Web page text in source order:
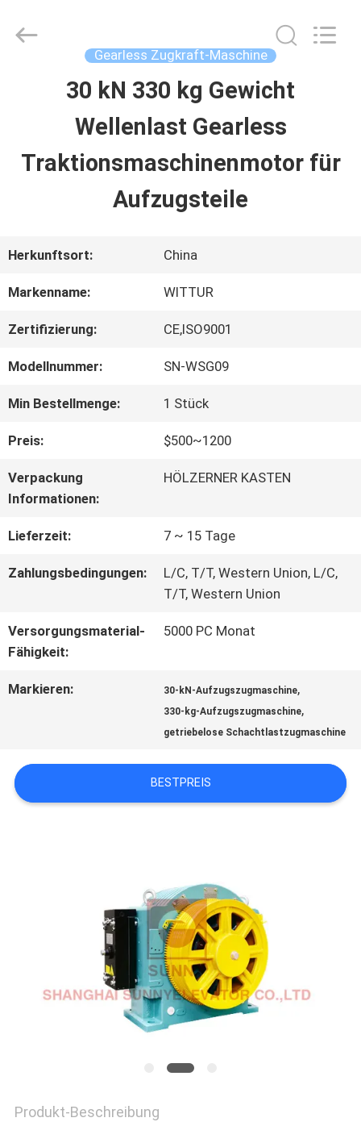
PRODUKTE
FABRIK-
AUSFLUG
QUALITÄTSKONTROLLE
TRETEN
SIE
UNS
NACHRICHTEN
POLICY
SUNNY
Gearless Zugkraft-Maschine
30 kN 330 kg Gewicht
Wellenlast Gearless
Traktionsmaschinenmotor für
Aufzugsteile
Herkunftsort: China
Markenname: WITTUR
Zertifizierung: CE,ISO9001
Modellnummer: SN-WSG09
Min Bestellmenge: 1 Stück
Preis: $500~1200
Verpackung
Informationen:
HÖLZERNER KASTEN
Lieferzeit: 7 ~ 15 Tage
Zahlungsbedingungen:
L/C, T/T, Western Union, L/C,
T/T, Western Union
Versorgungsmaterial-
Fähigkeit:
5000 PC Monat
Markieren: 30-kN-Aufzugszugmaschine,
330-kg-Aufzugszugmaschine,
getriebelose Schachtlastzugmaschine
BESTPREIS
Produkt-Beschreibung